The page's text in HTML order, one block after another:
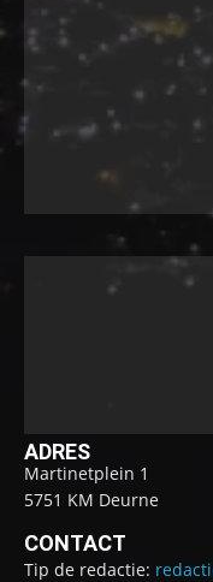
ADRES
Martinetplein 1
5751 KM Deurne
CONTACT
Tip de redactie: